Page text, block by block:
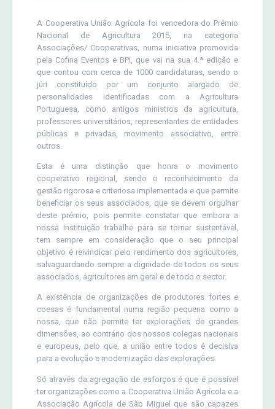
A Cooperativa União Agrícola foi vencedora do Prémio
Nacional de Agricultura 2015, na categoria
Associações/ Cooperativas, numa iniciativa promovida
pela Cofina Eventos e BPI, que vai na sua 4.ª edição e
que contou com cerca de 1000 candidaturas, sendo o
júri constituído por um conjunto alargado de
personalidades identificadas com a Agricultura
Portuguesa, como antigos ministros da agricultura,
professores universitários, representantes de entidades
públicas e privadas, movimento associativo, entre
outros.
Esta é uma distinção que honra o movimento
cooperativo regional, sendo o reconhecimento da
gestão rigorosa e criteriosa implementada e que permite
beneficiar os seus associados, que se devem orgulhar
deste prémio, pois permite constatar que embora a
nossa Instituição trabalhe para se tornar sustentável,
tem sempre em consideração que o seu principal
objetivo é reivindicar pelo rendimento dos agricultores,
salvaguardando sempre a dignidade de todos os seus
associados, agricultores em geral e de todo o sector.
A existência de organizações de produtores fortes e
coesas é fundamental numa região pequena como a
nossa, que não permite ter explorações de grandes
dimensões, ao contrário dos nossos colegas nacionais
e europeus, pelo que, a união entre todos é decisiva
para a evolução e modernização das explorações.
Só através da agregação de esforços é que é possível
ter organizações como a Cooperativa União Agrícola e a
Associação Agrícola de São Miguel que são capazes